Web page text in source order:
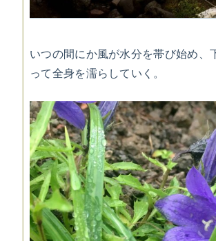
いつの間にか風が水分を帯び始め、
って全身を濡らしていく。